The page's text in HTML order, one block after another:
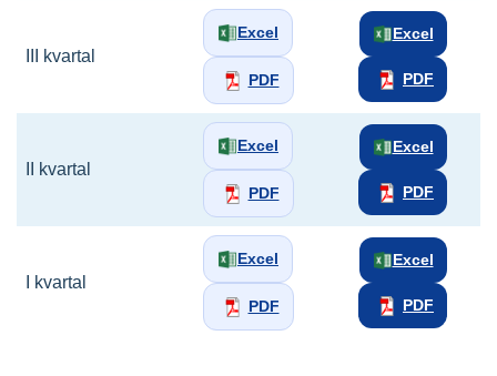
III kvartal
Excel
PDF
Excel
PDF
II kvartal
Excel
PDF
Excel
PDF
I kvartal
Excel
PDF
Excel
PDF